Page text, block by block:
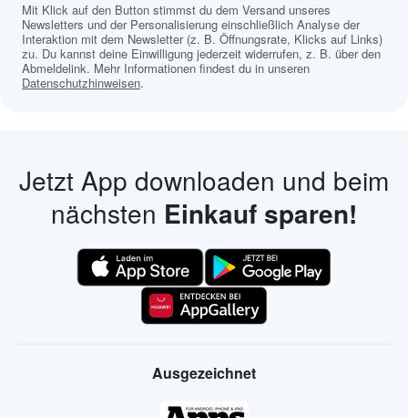
Mit Klick auf den Button stimmst du dem Versand unseres
Newsletters und der Personalisierung einschließlich Analyse der
Interaktion mit dem Newsletter (z. B. Öffnungsrate, Klicks auf Links)
zu. Du kannst deine Einwilligung jederzeit widerrufen, z. B. über den
Abmeldelink. Mehr Informationen findest du in unseren
Datenschutzhinweisen.
Jetzt App downloaden und beim
nächsten Einkauf sparen!
Ausgezeichnet